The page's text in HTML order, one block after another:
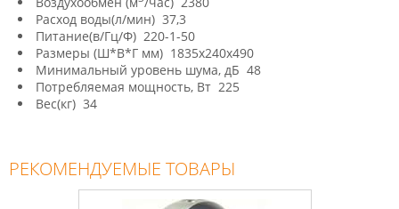
Расход воды(л/мин) 37,3
Питание(в/Гц/Ф) 220-1-50
Размеры (Ш*В*Г мм) 1835х240х490
Минимальный уровень шума, дБ 48
Потребляемая мощность, Вт 225
Вес(кг) 34
РЕКОМЕНДУЕМЫЕ ТОВАРЫ